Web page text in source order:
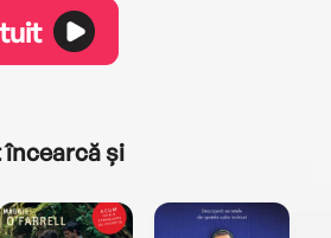
încearcă și